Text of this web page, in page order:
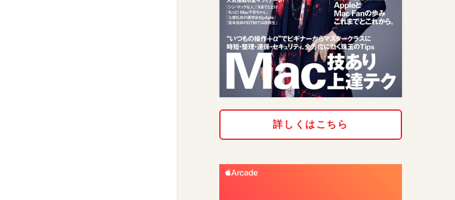
詳しくはこちら